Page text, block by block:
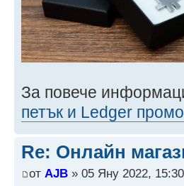
За повече
петък и Ledger
Re: Онлайн
от AJB » 05 Яну 2022, 15:30